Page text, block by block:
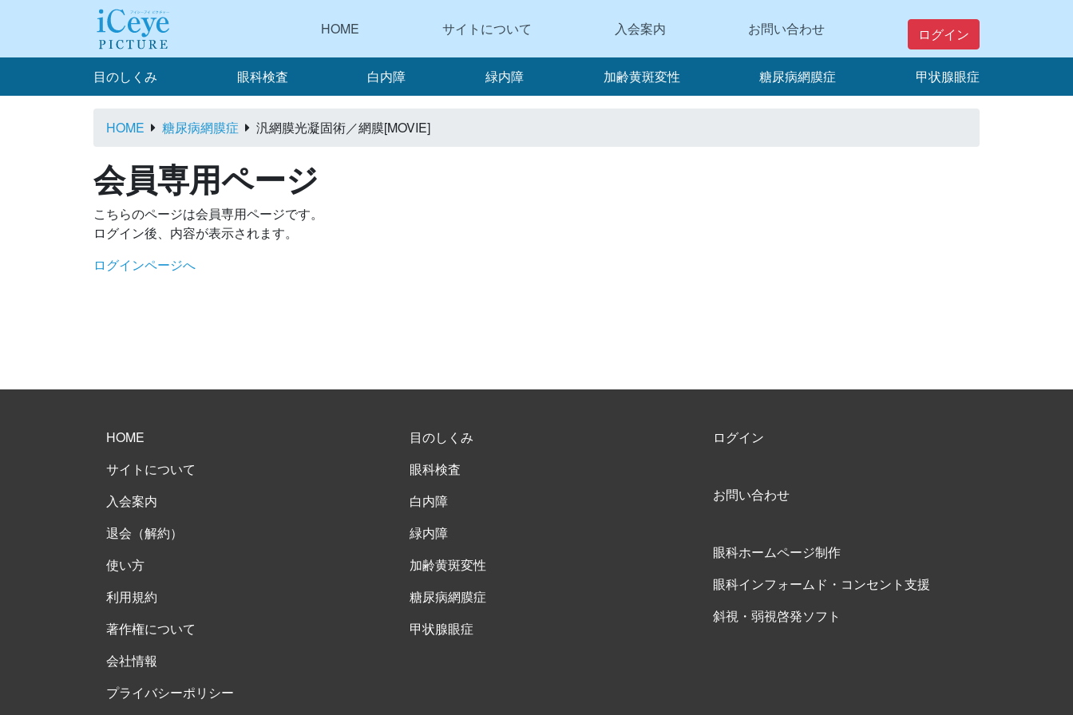
HOME サイトについて 入会案内 お問い合わせ ログイン
目のしくみ 眼科検査 白内障 緑内障 加齢黄斑変性 糖尿病網膜症 甲状腺眼症
HOME 糖尿病網膜症 汎網膜光凝固術／網膜[MOVIE]
会員専用ページ
こちらのページは会員専用ページです。
ログイン後、内容が表示されます。
ログインページへ
HOME
サイトについて
入会案内
退会（解約）
使い方
利用規約
著作権について
会社情報
プライバシーポリシー
目のしくみ
眼科検査
白内障
緑内障
加齢黄斑変性
糖尿病網膜症
甲状腺眼症
ログイン
お問い合わせ
眼科ホームページ制作
眼科インフォームド・コンセント支援
斜視・弱視啓発ソフト